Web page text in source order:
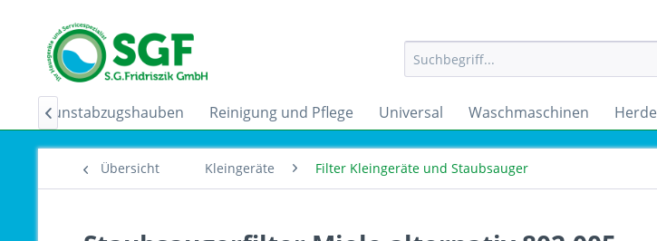
Dunstabzugshauben Reinigung und Pflege Universal Waschmaschinen Herde

Übersicht Kleingeräte Filter Kleingeräte und Staubsauger